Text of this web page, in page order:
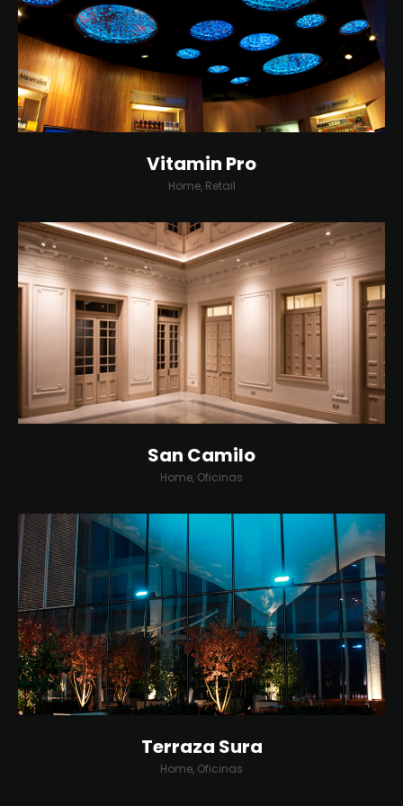
Vitamin Pro
Home, Retail
San Camilo
Home, Oficinas
Terraza Sura
Home, Oficinas